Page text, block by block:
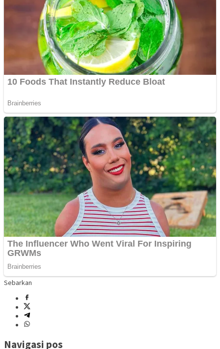
Sebarkan
Navigasi pos